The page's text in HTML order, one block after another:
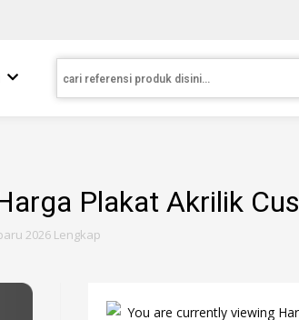
Plakat Akrilik
2026 Lengkap